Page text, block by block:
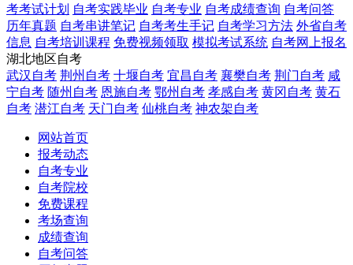
考考试计划 自考实践毕业 自考专业 自考成绩查询 自考问答
历年真题 自考串讲笔记 自考考生手记 自考学习方法 外省自考
信息 自考培训课程 免费视频领取 模拟考试系统 自考网上报名
湖北地区自考
武汉自考 荆州自考 十堰自考 宜昌自考 襄樊自考 荆门自考 咸
宁自考 随州自考 恩施自考 鄂州自考 孝感自考 黄冈自考 黄石
自考 潜江自考 天门自考 仙桃自考 神农架自考
网站首页
报考动态
自考专业
自考院校
免费课程
考场查询
成绩查询
自考问答